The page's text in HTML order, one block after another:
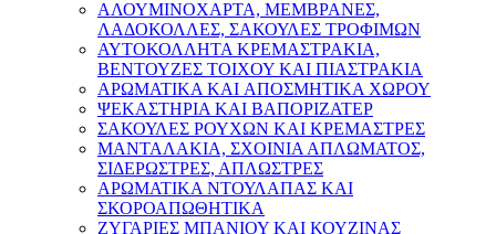
ΑΛΟΥΜΙΝΟΧΑΡΤΑ, ΜΕΜΒΡΑΝΕΣ,
ΛΑΔΟΚΟΛΛΕΣ, ΣΑΚΟΥΛΕΣ ΤΡΟΦΙΜΩΝ
ΑΥΤΟΚΟΛΛΗΤΑ ΚΡΕΜΑΣΤΡΑΚΙΑ,
ΒΕΝΤΟΥΖΕΣ ΤΟΙΧΟΥ ΚΑΙ ΠΙΑΣΤΡΑΚΙΑ
ΑΡΩΜΑΤΙΚΑ KAI ΑΠΟΣΜΗΤΙΚΑ ΧΩΡΟΥ
ΨΕΚΑΣΤΗΡΙΑ ΚΑΙ ΒΑΠΟΡΙΖΑΤΕΡ
ΣΑΚΟΥΛΕΣ ΡΟΥΧΩΝ ΚΑΙ ΚΡΕΜΑΣΤΡΕΣ
ΜΑΝΤΑΛΑΚΙΑ, ΣΧΟΙΝΙΑ ΑΠΛΩΜΑΤΟΣ,
ΣΙΔΕΡΩΣΤΡΕΣ, ΑΠΛΩΣΤΡΕΣ
ΑΡΩΜΑΤΙΚΑ ΝΤΟΥΛΑΠΑΣ ΚΑΙ
ΣΚΟΡΟΑΠΩΘΗΤΙΚΑ
ΖΥΓΑΡΙΕΣ ΜΠΑΝΙΟΥ ΚΑΙ ΚΟΥΖΙΝΑΣ